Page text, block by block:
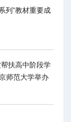
列”教材重要成
扶高中阶段学
师范大学举办